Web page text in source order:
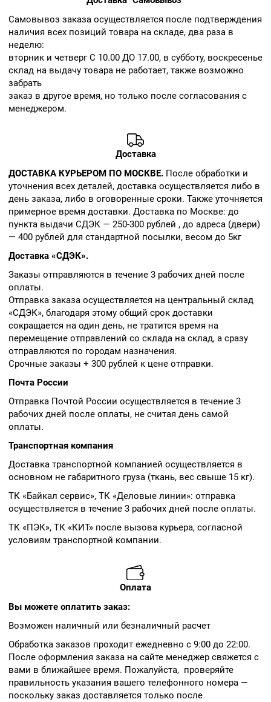
Cамовывоз заказа осуществляется после подтверждения
наличия всех позиций товара на складе, два раза в
неделю:
вторник и четверг С 10.00 ДО 17.00, в субботу, воскресенье
склад на выдачу товара не работает, также возможно
забрать
заказ в другое время, но только после согласования с
менеджером.
Доставка
ДОСТАВКА КУРЬЕРОМ ПО МОСКВЕ. После обработки и
уточнения всех деталей, доставка осуществляется либо в
день заказа, либо в оговоренные сроки. Также уточняется
примерное время доставки. Доставка по Москве: до
пункта выдачи СДЭК — 250-300 рублей , до адреса (двери)
— 400 рублей для стандартной посылки, весом до 5кг
Доставка «СДЭК».
Заказы отправляются в течение 3 рабочих дней после
оплаты.
Отправка заказа осуществляется на центральный склад
«СДЭК», благодаря этому общий срок доставки
сокращается на один день, не тратится время на
перемещение отправлений со склада на склад, а сразу
отправляются по городам назначения.
Срочные заказы + 300 рублей к цене отправки.
Почта России
Отправка Почтой России осуществляется в течение 3
рабочих дней после оплаты, не считая день самой
оплаты.
Транспортная компания
Доставка транспортной компанией осуществляется в
основном не габаритного груза (ткань, вес свыше 15 кг).
ТК «Байкал сервис», ТК «Деловые линии»: отправка
осуществляется в течение 3 рабочих дней после оплаты.
ТК «ПЭК», ТК «КИТ» после вызова курьера, согласной
условиям транспортной компании.
Оплата
Вы можете оплатить заказ:
Возможен наличный или безналичный расчет
Обработка заказов проходит ежедневно с 9:00 до 22:00.
После оформления заказа на сайте менеджер свяжется с
вами в ближайшее время. Пожалуйста, проверяйте
правильность указания вашего телефонного номера —
поскольку заказ доставляется только после